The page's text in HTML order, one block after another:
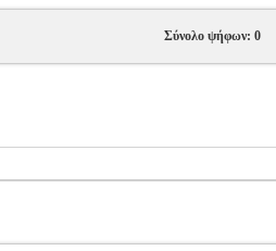
Σύνολο ψήφων: 0